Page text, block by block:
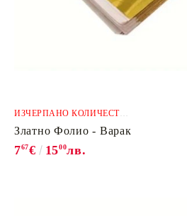
ИЗЧЕРПАНО КОЛИЧЕСТВО
Златно Фолио - Варак
767€ 1500лв.